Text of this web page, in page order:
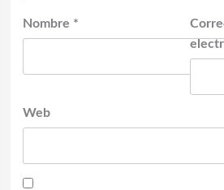
Nombre *
Web